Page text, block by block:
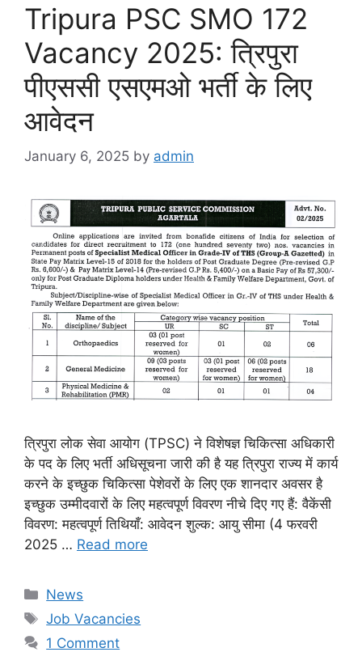
Tripura PSC SMO 172
Vacancy 2025: त्रिपुरा
पीएससी एसएमओ भर्ती के लिए
आवेदन
January 6, 2025 by admin
त्रिपुरा लोक सेवा आयोग (TPSC) ने विशेषज्ञ चिकित्सा अधिकारी
के पद के लिए भर्ती अधिसूचना जारी की है यह त्रिपुरा राज्य में कार्य
करने के इच्छुक चिकित्सा पेशेवरों के लिए एक शानदार अवसर है
इच्छुक उम्मीदवारों के लिए महत्वपूर्ण विवरण नीचे दिए गए हैं: वैकेंसी
विवरण: महत्वपूर्ण तिथियाँ: आवेदन शुल्क: आयु सीमा (4 फरवरी
2025 … Read more
Categories
News
Tags
Job Vacancies
1 Comment